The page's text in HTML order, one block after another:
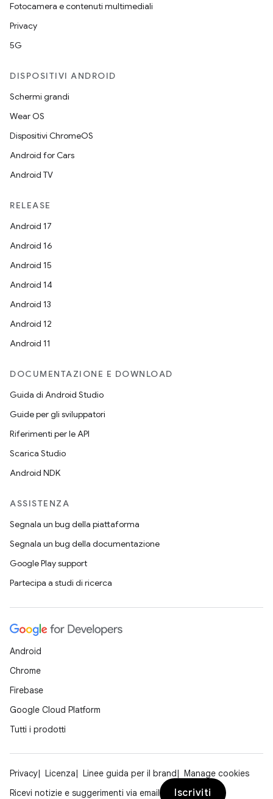
Fotocamera e contenuti multimediali
Privacy
5G
DISPOSITIVI ANDROID
Schermi grandi
Wear OS
Dispositivi ChromeOS
Android for Cars
Android TV
RELEASE
Android 17
Android 16
Android 15
Android 14
Android 13
Android 12
Android 11
DOCUMENTAZIONE E DOWNLOAD
Guida di Android Studio
Guide per gli sviluppatori
Riferimenti per le API
Scarica Studio
Android NDK
ASSISTENZA
Segnala un bug della piattaforma
Segnala un bug della documentazione
Google Play support
Partecipa a studi di ricerca
Android
Chrome
Firebase
Google Cloud Platform
Tutti i prodotti
Privacy Licenza Linee guida per il brand
Manage cookies
Ricevi notizie e suggerimenti via email
Iscriviti